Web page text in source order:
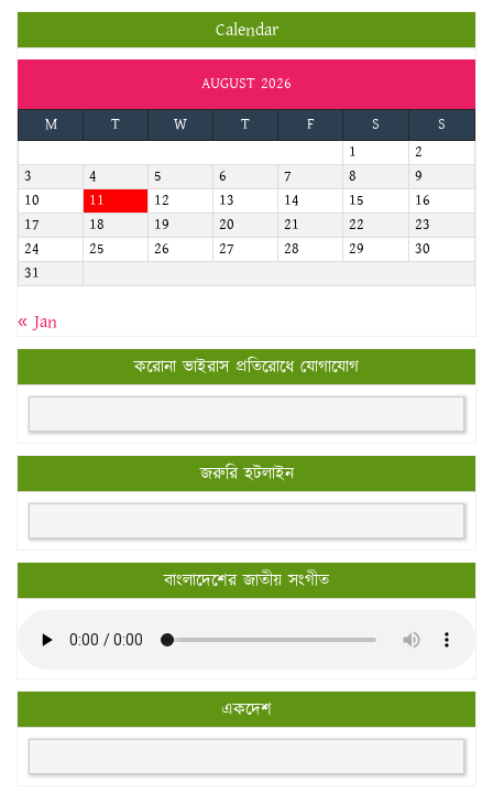
Calendar
AUGUST 2026
M
T W T F S
S
1
2
3
4 5 6 7 8
9
10
11 12 13 14 15
16
17
18 19 20 21 22
23
24
25 26 27 28 29
30
31
« Jan
করোনা ভাইরাস প্রতিরোধে যোগাযোগ
জরুরি হটলাইন
বাংলাদেশের জাতীয় সংগীত
একদেশ